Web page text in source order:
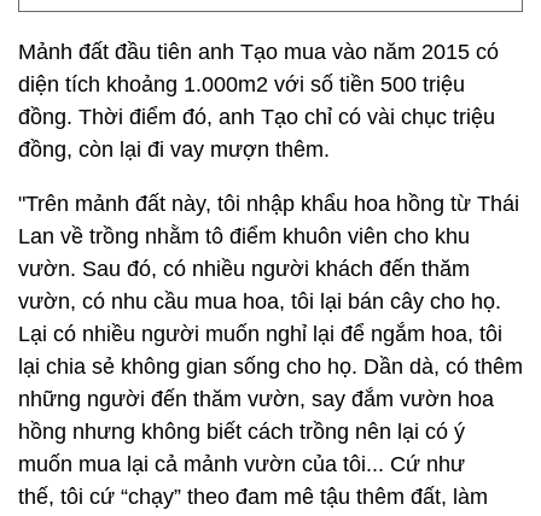
Mảnh đất đầu tiên anh Tạo mua vào năm 2015 có
diện tích khoảng 1.000m2 với số tiền 500 triệu
đồng. Thời điểm đó, anh Tạo chỉ có vài chục triệu
đồng, còn lại đi vay mượn thêm.
"Trên mảnh đất này, tôi nhập khẩu hoa hồng từ Thái
Lan về trồng nhằm tô điểm khuôn viên cho khu
vườn. Sau đó, có nhiều người khách đến thăm
vườn, có nhu cầu mua hoa, tôi lại bán cây cho họ.
Lại có nhiều người muốn nghỉ lại để ngắm hoa, tôi
lại chia sẻ không gian sống cho họ. Dần dà, có thêm
những người đến thăm vườn, say đắm vườn hoa
hồng nhưng không biết cách trồng nên lại có ý
muốn mua lại cả mảnh vườn của tôi... Cứ như
thế, tôi cứ “chạy” theo đam mê tậu thêm đất, làm